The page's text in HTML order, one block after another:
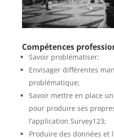
Compétences
Savoir problématiser;
Envisager différentes
problématique;
Savoir mettre en place
pour produire ses
l’application Survey123;
Produire des données et